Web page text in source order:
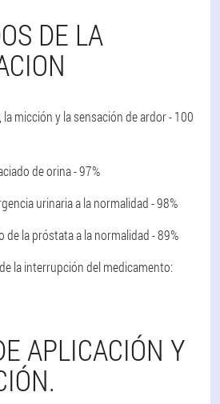
DE LA
micción y la sensación de ardor - 100
de orina - 97%
urinaria a la normalidad - 98%
de la próstata a la normalidad - 89%
la interrupción del medicamento:
APLICACIÓN Y